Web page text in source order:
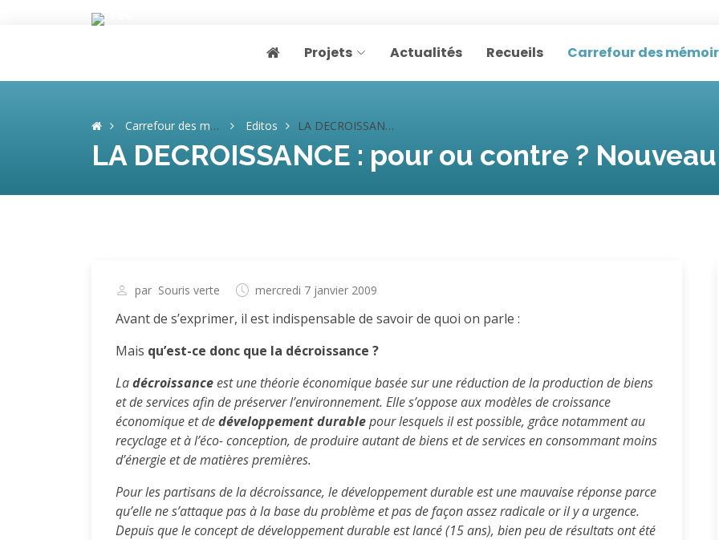
Page home
Projets Actualités Recueils Carrefour des
Carrefour des mémoires Editos LA DECROISSANCE : pour ou contre ? Nouveau débat !
LA DECROISSANCE : pour ou contre ?
par Souris verte mercredi 7 janvier 2009
Avant de s’exprimer, il est indispensable de savoir de quoi on parle :
Mais qu’est-ce donc que la décroissance ?
Ladécroissanceest une théorie économique basée sur une réduction de la production de biens
et de services afin de préserver l’environnement. Elle s’oppose aux modèles de croissance
économique et dedéveloppement durablepour lesquels il est possible, grâce notamment au
recyclage et à l’éco- conception, de produire autant de biens et de services en consommant moins
d’énergie et de matières premières.
Pour les partisans de la décroissance, le développement durable est une mauvaise réponse parce
qu’elle ne s’attaque pas à la base du problème et pas de façon assez radicale or il y a urgence.
Depuis que le concept de développement durable est lancé (15 ans), bien peu de résultats ont été